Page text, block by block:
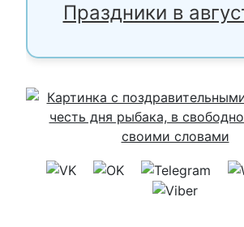
Праздники в